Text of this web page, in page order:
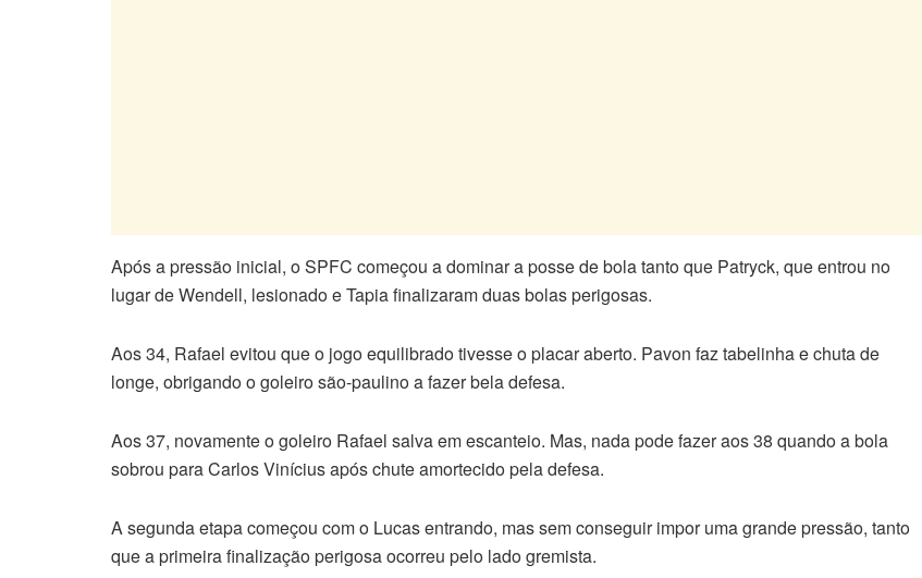
Após a pressão inicial, o SPFC começou a dominar a posse de bola tanto que Patryck, que entrou no
lugar de Wendell, lesionado e Tapia finalizaram duas bolas perigosas.
Aos 34, Rafael evitou que o jogo equilibrado tivesse o placar aberto. Pavon faz tabelinha e chuta de
longe, obrigando o goleiro são-paulino a fazer bela defesa.
Aos 37, novamente o goleiro Rafael salva em escanteio. Mas, nada pode fazer aos 38 quando a bola
sobrou para Carlos Vinícius após chute amortecido pela defesa.
A segunda etapa começou com o Lucas entrando, mas sem conseguir impor uma grande pressão, tanto
que a primeira finalização perigosa ocorreu pelo lado gremista.